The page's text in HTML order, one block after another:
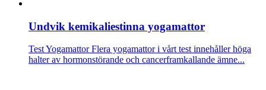
Undvik kemikaliestinna yogamattor
Test YogamattorFlera yogamattor i vårt test innehåller höga
halter av hormonstörande och cancerframkallande ämne...